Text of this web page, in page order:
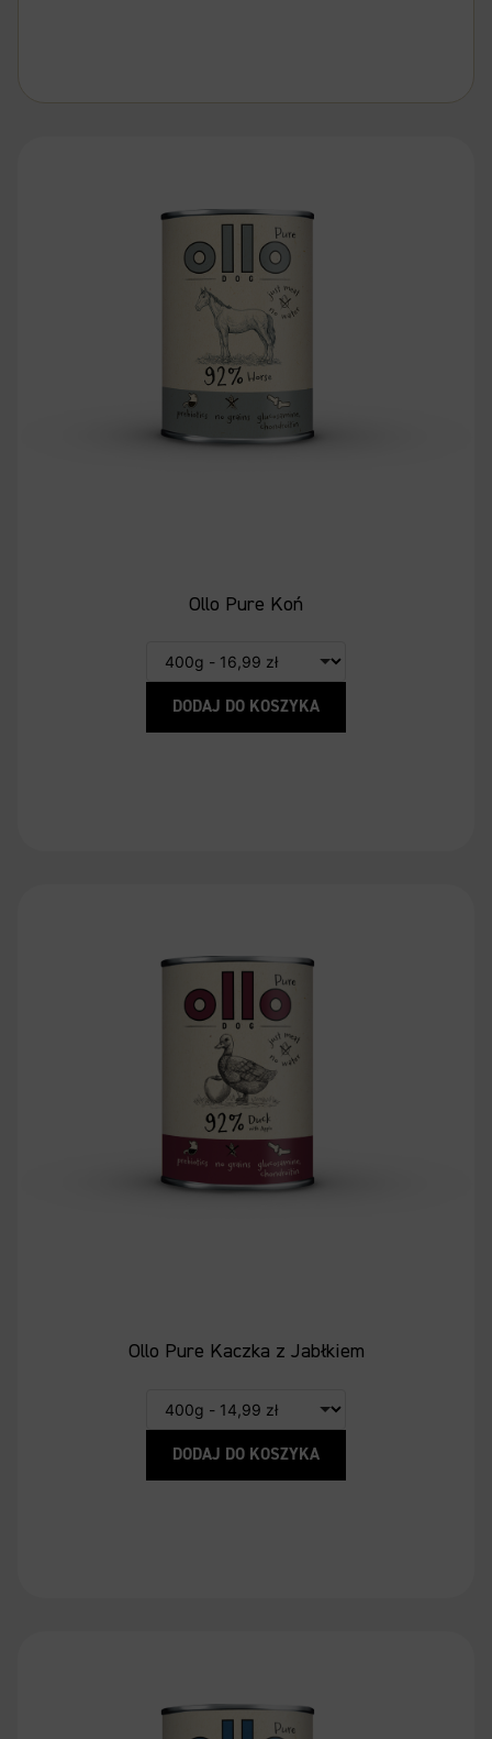
Ollo Pure Koń
DODAJ DO KOSZYKA
Ollo Pure Kaczka z Jabłkiem
DODAJ DO KOSZYKA